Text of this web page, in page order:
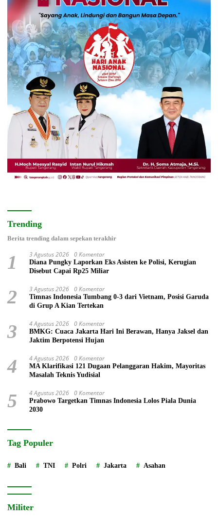
Trending
Berita trending dalam sepekan terakhir
1 3 Agustus 2026 0 Komentar
Diana Pungky Laporkan Eks Asisten ke Polisi, Kerugian
Disebut Capai Rp25 Miliar
2 3 Agustus 2026 0 Komentar
Timnas Indonesia Tumbang 0-3 dari Vietnam, Posisi Garuda
di Grup A Kian Tertekan
3 4 Agustus 2026 0 Komentar
BMKG: Cuaca Jakarta Hari Ini Berawan, Hanya Jaksel dan
Jaktim Berpotensi Hujan
4 4 Agustus 2026 0 Komentar
MA Klarifikasi 121 Dugaan Pelanggaran Hakim, Mayoritas
Masalah Teknis Yudisial
5 4 Agustus 2026 0 Komentar
Prabowo Targetkan Timnas Indonesia Lolos Piala Dunia
2030
Tag Populer
Bali TNI Polri Jakarta Asahan
Militer